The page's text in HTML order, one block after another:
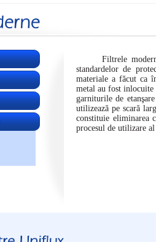
Filtrele moderne
standardelor de
materiale a făcut ca
metal au fost
garniturile de
utilizează pe scară
constituie eliminarea
procesul de utilizare